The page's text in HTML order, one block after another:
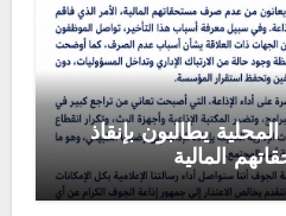
يطالبون بإنقاذ
المالية